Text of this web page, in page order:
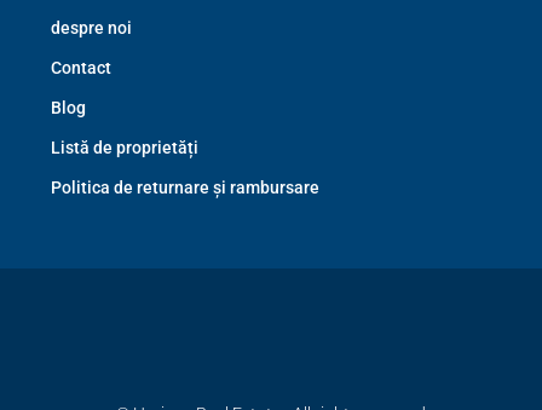
despre noi
Contact
Blog
Listă de proprietăți
Politica de returnare și rambursare